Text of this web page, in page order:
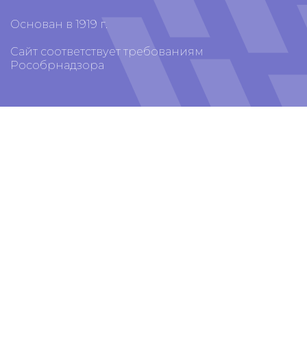
Основан в 1919 г.
Сайт соответствует требованиям
Рособрнадзора